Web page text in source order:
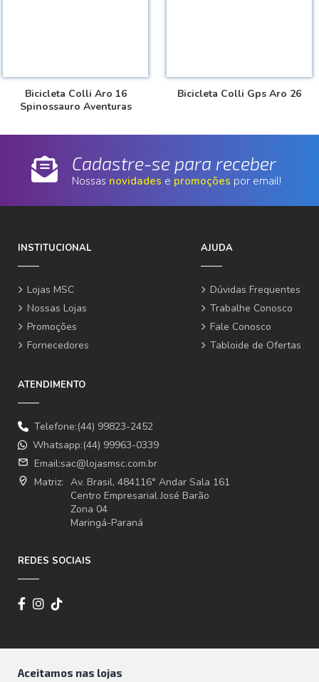
Bicicleta Colli Aro 16
Spinossauro Aventuras
Bicicleta Colli Gps Aro 26
Cadastre-se para receber
Nossas novidades e promoções por email!
INSTITUCIONAL
Lojas MSC
Nossas Lojas
Promoções
Fornecedores
AJUDA
Dúvidas Frequentes
Trabalhe Conosco
Fale Conosco
Tabloide de Ofertas
ATENDIMENTO
Telefone:(44) 99823-2452
Whatsapp:(44) 99963-0339
email Email:sac@lojasmsc.com.br
where_to_vote Matriz: Av. Brasil, 484116° Andar Sala 161
Centro Empresarial José Barão
Zona 04
Maringá-Paraná
REDES SOCIAIS
Aceitamos nas lojas